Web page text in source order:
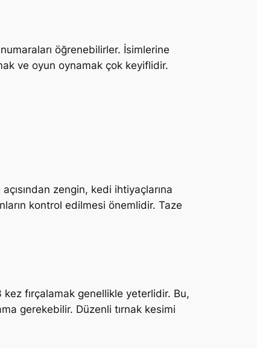
öğrenebilirler. İsimlerine
ve oyun oynamak çok keyiflidir.
zengin, kedi ihtiyaçlarına
kontrol edilmesi önemlidir. Taze
fırçalamak genellikle yeterlidir. Bu,
gerekebilir. Düzenli tırnak kesimi